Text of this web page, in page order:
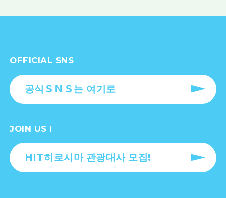
OFFICIAL SNS
공식ＳＮＳ는 여기로
JOIN US !
HIT히로시마 관광대사 모집!